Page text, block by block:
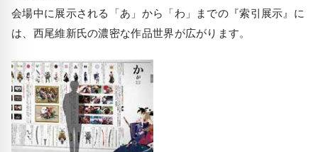
会場中に展示される「あ」から「わ」までの『索引展示』に
は、西尾維新氏の濃密な作品世界が広がります。